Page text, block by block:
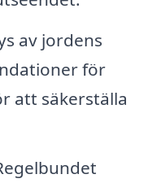
av jordens
för
att säkerställa